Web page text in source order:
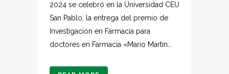
2024 se celebró en la Universidad CEU
San Pablo, la entrega del premio de
Investigación en Farmacia para
doctores en Farmacia «Mario Martín...